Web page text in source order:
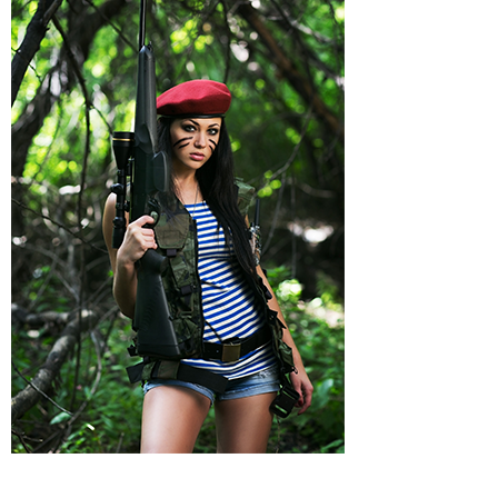
Regenkleding
Riemen
External parts
Riemen
Tactical Vesten
Schoenen
Sokken & Footwear
Schoenen & Tactical Boots
Shirts & truien
Jassen
Kinderen
Overhemden
Shirts / T-Shirts
Tassen
Truien & Longsleeves
Vesten & Hoodies
Sokken & Footwear
Tactical Vesten